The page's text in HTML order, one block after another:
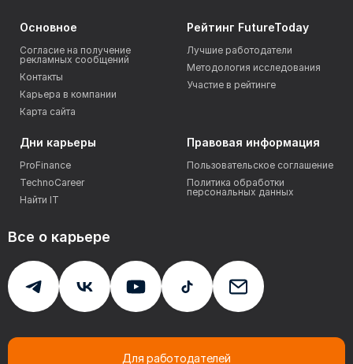
Для работодателей
Все о карьере
Основное
Согласие на получение
рекламных сообщений
Контакты
Карьера в компании
Карта сайта
Рейтинг FutureToday
Лучшие работодатели
Методология исследования
Участие в рейтинге
Дни карьеры
ProFinance
TechnoCareer
Найти IT
Правовая информация
Пользовательское соглашение
Политика обработки
персональных данных